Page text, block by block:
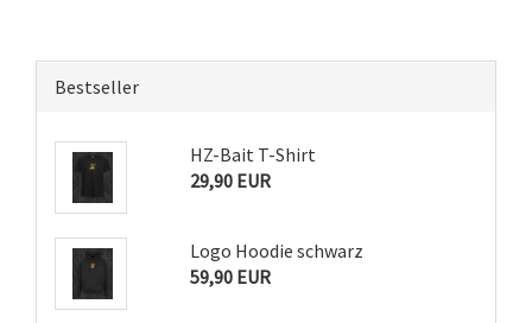
Bestseller
HZ-Bait T-Shirt
29,90 EUR
Logo Hoodie schwarz
59,90 EUR